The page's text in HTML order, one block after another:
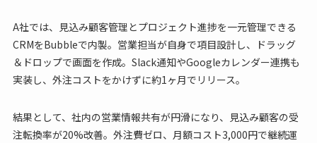
A社では、見込み顧客管理とプロジェクト進捗を一元管理できる
CRMをBubbleで内製。営業担当が自身で項目設計し、ドラッグ
＆ドロップで画面を作成。Slack通知やGoogleカレンダー連携も
実装し、外注コストをかけずに約1ヶ月でリリース。
結果として、社内の営業情報共有が円滑になり、見込み顧客の受
注転換率が20%改善。外注費ゼロ、月額コスト3,000円で継続運